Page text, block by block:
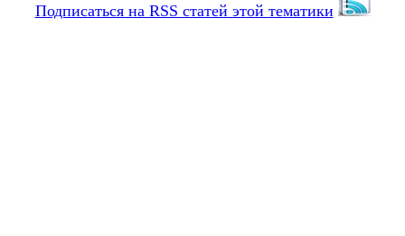
Подписаться на RSS статей этой тематики